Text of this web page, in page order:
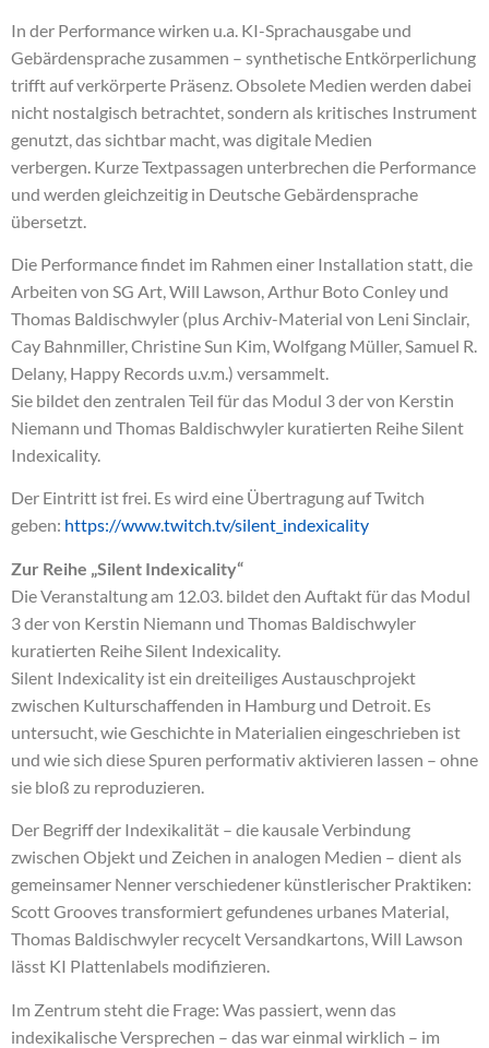
In der Performance wirken u.a. KI-Sprachausgabe und
Gebärdensprache zusammen – synthetische Entkörperlichung
trifft auf verkörperte Präsenz. Obsolete Medien werden dabei
nicht nostalgisch betrachtet, sondern als kritisches Instrument
genutzt, das sichtbar macht, was digitale Medien
verbergen. Kurze Textpassagen unterbrechen die Performance
und werden gleichzeitig in Deutsche Gebärdensprache
übersetzt.
Die Performance findet im Rahmen einer Installation statt, die
Arbeiten von SG Art, Will Lawson, Arthur Boto Conley und
Thomas Baldischwyler (plus Archiv-Material von Leni Sinclair,
Cay Bahnmiller, Christine Sun Kim, Wolfgang Müller, Samuel R.
Delany, Happy Records u.v.m.) versammelt.
Sie bildet den zentralen Teil für das Modul 3 der von Kerstin
Niemann und Thomas Baldischwyler kuratierten Reihe Silent
Indexicality.
Der Eintritt ist frei. Es wird eine Übertragung auf Twitch
geben: https://www.twitch.tv/silent_indexicality
Zur Reihe „Silent Indexicality“
Die Veranstaltung am 12.03. bildet den Auftakt für das Modul
3 der von Kerstin Niemann und Thomas Baldischwyler
kuratierten Reihe Silent Indexicality.
Silent Indexicality ist ein dreiteiliges Austauschprojekt
zwischen Kulturschaffenden in Hamburg und Detroit. Es
untersucht, wie Geschichte in Materialien eingeschrieben ist
und wie sich diese Spuren performativ aktivieren lassen – ohne
sie bloß zu reproduzieren.
Der Begriff der Indexikalität – die kausale Verbindung
zwischen Objekt und Zeichen in analogen Medien – dient als
gemeinsamer Nenner verschiedener künstlerischer Praktiken:
Scott Grooves transformiert gefundenes urbanes Material,
Thomas Baldischwyler recycelt Versandkartons, Will Lawson
lässt KI Plattenlabels modifizieren.
Im Zentrum steht die Frage: Was passiert, wenn das
indexikalische Versprechen – das war einmal wirklich – im